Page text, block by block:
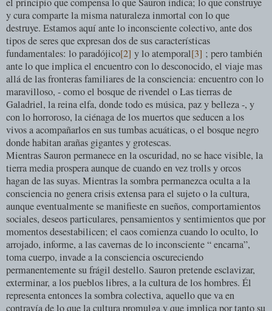
y cura comparte la misma naturaleza inmortal con lo que
destruye. Estamos aquí ante lo inconsciente colectivo, ante dos
tipos de seres que expresan dos de sus características
fundamentales: lo paradójico[2] y lo atemporal[3] ; pero también
ante lo que implica el encuentro con lo desconocido, el viaje mas
allá de las fronteras familiares de la consciencia: encuentro con lo
maravilloso, - como el bosque de rivendel o Las tierras de
Galadriel, la reina elfa, donde todo es música, paz y belleza -, y
con lo horroroso, la ciénaga de los muertos que seducen a los
vivos a acompañarlos en sus tumbas acuáticas, o el bosque negro
donde habitan arañas gigantes y grotescas.
Mientras Sauron permanece en la oscuridad, no se hace visible, la
tierra media prospera aunque de cuando en vez trolls y orcos
hagan de las suyas. Mientras la sombra permanezca oculta a la
consciencia no genera crisis extensa para el sujeto o la cultura,
aunque eventualmente se manifieste en sueños, comportamientos
sociales, deseos particulares, pensamientos y sentimientos que por
momentos desestabilicen; el caos comienza cuando lo oculto, lo
arrojado, informe, a las cavernas de lo inconsciente “ encarna”,
toma cuerpo, invade a la consciencia oscureciendo
permanentemente su frágil destello. Sauron pretende esclavizar,
exterminar, a los pueblos libres, a la cultura de los hombres. Él
representa entonces la sombra colectiva, aquello que va en
contravía de lo que la cultura promulga y que implica por tanto su